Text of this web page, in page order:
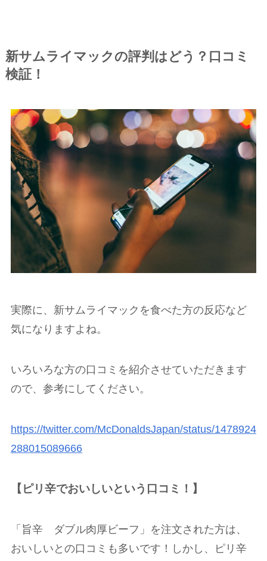
新サムライマックの評判はどう？口コミ
検証！
実際に、新サムライマックを食べた方の反応など
気になりますよね。
いろいろな方の口コミを紹介させていただきます
ので、参考にしてください。
https://twitter.com/McDonaldsJapan/status/1478924
288015089666
【ピリ辛でおいしいという口コミ！】
「旨辛 ダブル肉厚ビーフ」を注文された方は、
おいしいとの口コミも多いです！しかし、ピリ辛